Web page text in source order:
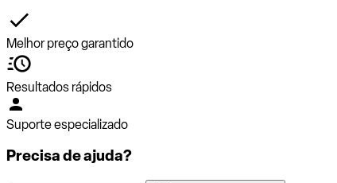
Melhor preço garantido
Resultados rápidos
Suporte especializado
Precisa de ajuda?